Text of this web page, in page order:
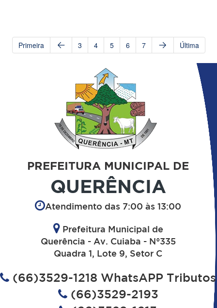
Primeira 3 4 5 6 7 Última
PREFEITURA MUNICIPAL DE
QUERÊNCIA
Atendimento das 7:00 às 13:00
Prefeitura Municipal de
Querência - Av. Cuiaba - N°335
Quadra 1, Lote 9, Setor C
(66)3529-1218 WhatsAPP Tributos
(66)3529-2193